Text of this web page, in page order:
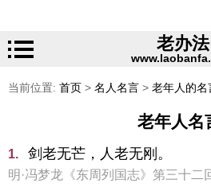
老办法
当前位置: 首页 > 名人名言 > 老年人的名
老年人名
1. 剑老无芒，人老无刚。
明·冯梦龙《东周列国志》第三十二